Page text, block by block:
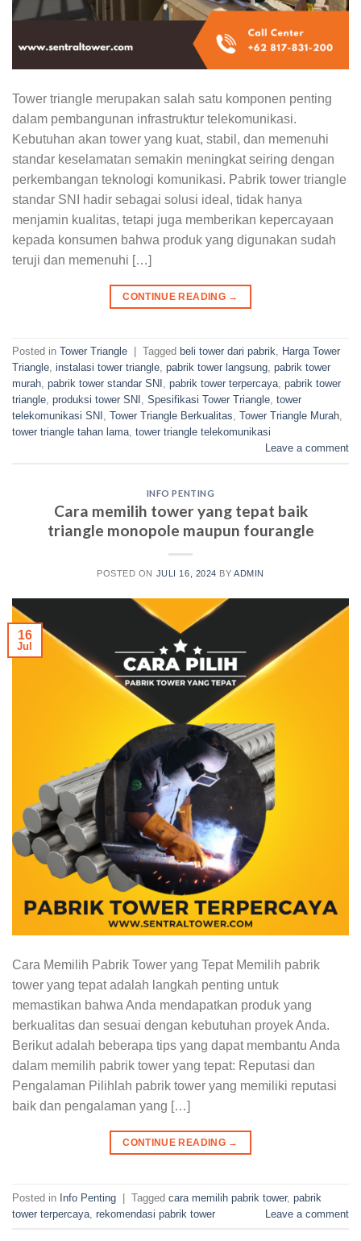
Tower triangle merupakan salah satu komponen penting
dalam pembangunan infrastruktur telekomunikasi.
Kebutuhan akan tower yang kuat, stabil, dan memenuhi
standar keselamatan semakin meningkat seiring dengan
perkembangan teknologi komunikasi. Pabrik tower triangle
standar SNI hadir sebagai solusi ideal, tidak hanya
menjamin kualitas, tetapi juga memberikan kepercayaan
kepada konsumen bahwa produk yang digunakan sudah
teruji dan memenuhi […]
CONTINUE READING →
Posted in Tower Triangle Tagged beli tower dari pabrik
Harga Tower
Triangle instalasi tower triangle pabrik tower langsung pabrik tower
murah pabrik tower standar SNI pabrik tower terpercaya pabrik tower
triangle produksi tower SNI Spesifikasi Tower Triangle tower
telekomunikasi SNI
Tower Triangle Berkualitas Tower Triangle Murah
tower triangle tahan lama tower triangle telekomunikasi
Leave a comment
INFO PENTING
Cara memilih tower yang tepat baik
triangle monopole maupun fourangle
POSTED ON JULI 16, 2024 BYADMIN
16
Jul
Cara Memilih Pabrik Tower yang Tepat Memilih pabrik
tower yang tepat adalah langkah penting untuk
memastikan bahwa Anda mendapatkan produk yang
berkualitas dan sesuai dengan kebutuhan proyek Anda.
Berikut adalah beberapa tips yang dapat membantu Anda
dalam memilih pabrik tower yang tepat: Reputasi dan
Pengalaman Pilihlah pabrik tower yang memiliki reputasi
baik dan pengalaman yang […]
CONTINUE READING →
Posted in Info Penting | Tagged cara memilih pabrik tower, pabrik
tower terpercaya rekomendasi pabrik tower Leave a comment